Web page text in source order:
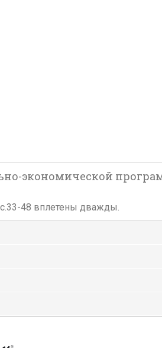
экономической
с.33-48 вплетены дважды.